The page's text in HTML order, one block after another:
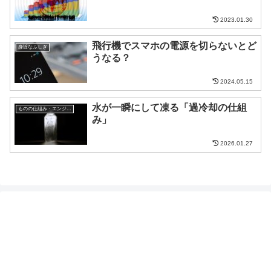
2023.01.30
身近なふしぎ
飛行機でスマホの電源を切らないとど
うなる？
2024.05.15
ものの仕組み・エンジニア
水が一瞬にして凍る「過冷却の仕組
み」
2026.01.27